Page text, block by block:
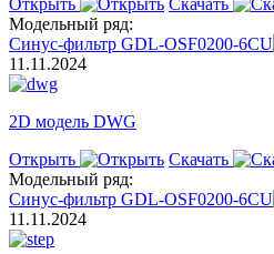
Модельный ряд:
Синус-фильтр GDL-OSF0200-6CU
11.11.2024
2D модель DWG
Открыть
Скачать
Модельный ряд:
Синус-фильтр GDL-OSF0200-6CU
11.11.2024